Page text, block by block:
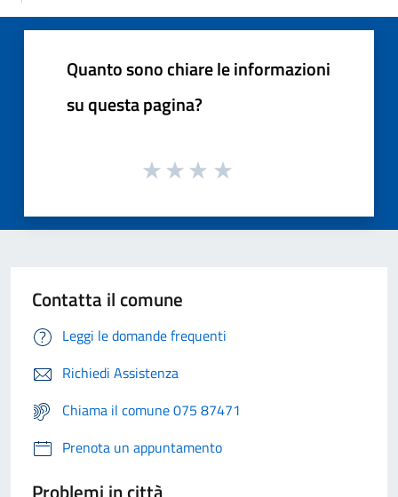
Quanto sono chiare le informazioni
su questa pagina?
Contatta il comune
Leggi le domande frequenti
Richiedi Assistenza
Chiama il comune 075 87471
Prenota un appuntamento